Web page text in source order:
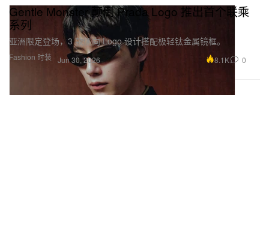
Fashion 时装
Gentle Monster 颠倒 Prada Logo 推出首个联乘
系列
亚洲限定登场，3 款侧向 Logo 设计搭配极轻钛金属镜框。
Jun 30, 2026 8.1K 0